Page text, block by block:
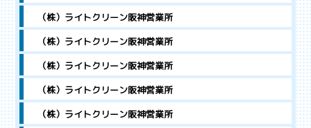
（株）ライトクリーン阪神営業所
（株）ライトクリーン阪神営業所
（株）ライトクリーン阪神営業所
（株）ライトクリーン阪神営業所
（株）ライトクリーン阪神営業所